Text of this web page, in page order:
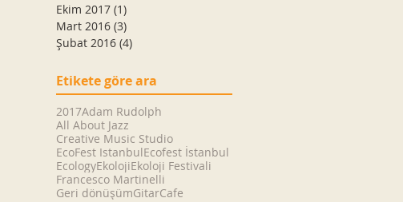
Ekim 2017 (1)
Mart 2016 (3)
Şubat 2016 (4)
Etikete göre ara
2017Adam Rudolph
All About Jazz
Creative Music Studio
EcoFest IstanbulEcofest İstanbul
EcologyEkolojiEkoloji Festivali
Francesco Martinelli
Geri dönüşümGitarCafe